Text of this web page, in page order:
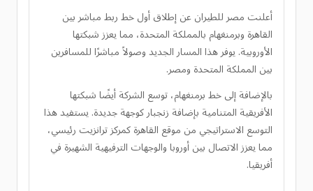
أعلنت مصر للطيران عن إطلاق أول خط ربط مباشر بين
القاهرة وبرمنغهام بالمملكة المتحدة، مما يعزز شبكتها
الأوروبية. يوفر هذا المسار الجديد وصولاً مباشرًا للمسافرين
بين المملكة المتحدة ومصر.
بالإضافة إلى خط برمنغهام، توسع الشركة أيضًا شبكتها
الأفريقية المتنامية بإضافة زنجبار كوجهة جديدة. يستفيد هذا
التوسع الاستراتيجي من موقع القاهرة كمركز ترانزيت رئيسي،
مما يعزز الاتصال بين أوروبا والوجهات الترفيهية الشهيرة في
أفريقيا.